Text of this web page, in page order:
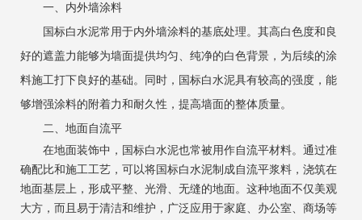
‌一、内外墙涂料‌
国标白水泥常用于内外墙涂料的基底处理。其高白色度和良
好的遮盖力能够为墙面提供均匀、纯净的白色背景，为后续的涂
料施工打下良好的基础。同时，国标白水泥具有较高的强度，能
够增强涂料的附着力和耐久性，提高墙面的整体质量。
‌二、地面自流平‌
在地面装饰中，国标白水泥也常被用作自流平材料。通过准
确配比和施工工艺，可以将国标白水泥制成自流平浆料，浇筑在
地面基层上，形成平整、光滑、无缝的地面。这种地面不仅美观
大方，而且易于清洁和维护，广泛应用于家庭、办公室、商场等